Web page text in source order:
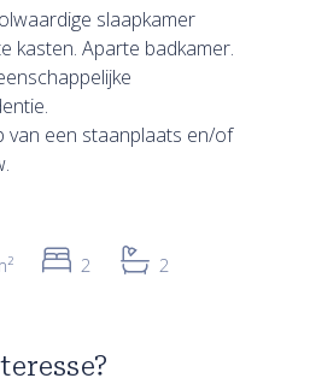
slaapkamer
kasten. Aparte badkamer.
van een staanplaats en/of
2 2